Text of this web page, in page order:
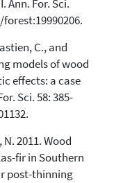
Ann. For. Sci.
forest:19990206.
C., and
models of wood
effects: a case
Sci. 58: 385-
2011. Wood
fir in Southern
post-thinning